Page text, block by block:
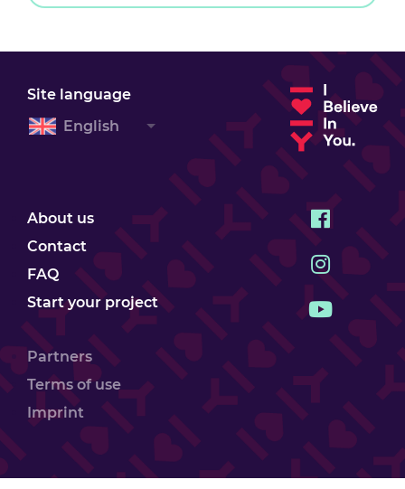
Site language
English
About us
Contact
FAQ
Start your project
Partners
Terms of use
Imprint